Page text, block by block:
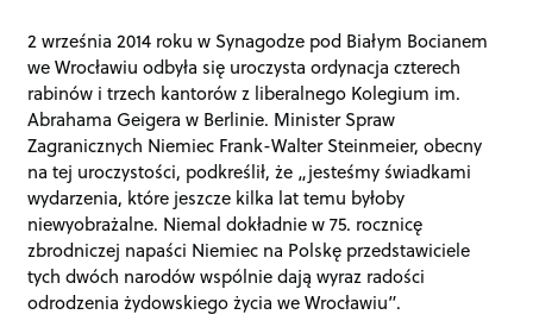
2 września 2014 roku w Synagodze pod Białym Bocianem
we Wrocławiu odbyła się uroczysta ordynacja czterech
rabinów i trzech kantorów z liberalnego Kolegium im.
Abrahama Geigera w Berlinie. Minister Spraw
Zagranicznych Niemiec Frank-Walter Steinmeier, obecny
na tej uroczystości, podkreślił, że „jesteśmy świadkami
wydarzenia, które jeszcze kilka lat temu byłoby
niewyobrażalne. Niemal dokładnie w 75. rocznicę
zbrodniczej napaści Niemiec na Polskę przedstawiciele
tych dwóch narodów wspólnie dają wyraz radości
odrodzenia żydowskiego życia we Wrocławiu”.